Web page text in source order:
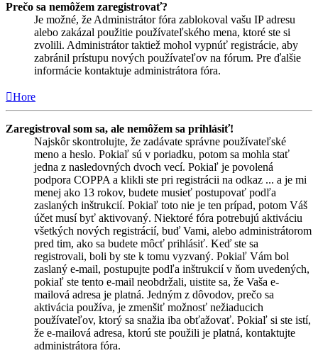
Prečo sa nemôžem zaregistrovať?
Je možné, že Administrátor fóra zablokoval vašu IP adresu
alebo zakázal použitie používateľského mena, ktoré ste si
zvolili. Administrátor taktiež mohol vypnúť registrácie, aby
zabránil prístupu nových používateľov na fórum. Pre ďalšie
informácie kontaktuje administrátora fóra.
Hore
Zaregistroval som sa, ale nemôžem sa prihlásiť!
Najskôr skontrolujte, že zadávate správne používateľské
meno a heslo. Pokiaľ sú v poriadku, potom sa mohla stať
jedna z nasledovných dvoch vecí. Pokiaľ je povolená
podpora COPPA a klikli ste pri registrácii na odkaz ... a je mi
menej ako 13 rokov, budete musieť postupovať podľa
zaslaných inštrukcií. Pokiaľ toto nie je ten prípad, potom Váš
účet musí byť aktivovaný. Niektoré fóra potrebujú aktiváciu
všetkých nových registrácií, buď Vami, alebo administrátorom
pred tim, ako sa budete môcť prihlásiť. Keď ste sa
registrovali, boli by ste k tomu vyzvaný. Pokiaľ Vám bol
zaslaný e-mail, postupujte podľa inštrukcií v ňom uvedených,
pokiaľ ste tento e-mail neobdržali, uistite sa, že Vaša e-
mailová adresa je platná. Jedným z dôvodov, prečo sa
aktivácia používa, je zmenšiť možnosť nežiaducich
používateľov, ktorý sa snažia iba obťažovať. Pokiaľ si ste istí,
že e-mailová adresa, ktorú ste použili je platná, kontaktujte
administrátora fóra.